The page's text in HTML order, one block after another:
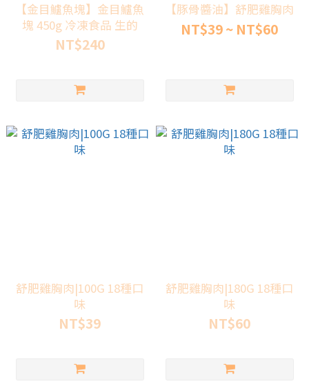
【金目鱸魚塊】金目鱸魚
塊 450g 冷凍食品 生的
NT$240
【豚骨醬油】舒肥雞胸肉
NT$39 ~ NT$60
舒肥雞胸肉|100G 18種口
味
NT$39
舒肥雞胸肉|180G 18種口
味
NT$60